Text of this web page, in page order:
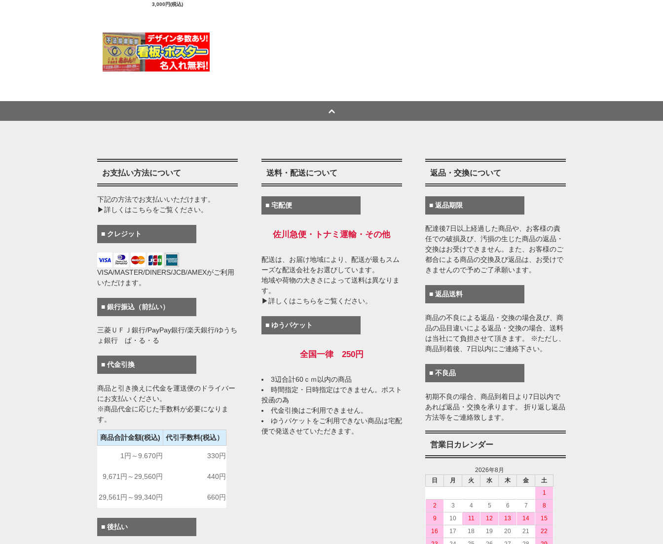
3,000円(税込)
お支払い方法について
下記の方法でお支払いいただけます。
▶詳しくはこちらをご覧ください。
■ クレジット
VISA/MASTER/DINERS/JCB/AMEXがご利用
いただけます。
■ 銀行振込（前払い）
三菱ＵＦＪ銀行/PayPay銀行/楽天銀行/ゆうち
ょ銀行 ぱ・る・る
■ 代金引換
商品と引き換えに代金を運送便のドライバー
にお支払いください。
※商品代金に応じた手数料が必要になりま
す。
商品合計金額(税込) 代引手数料(税込）
1円～9.670円 330円
9,671円～29,560円 440円
29,561円～99,340円 660円
■ 後払い
送料・配送について
■ 宅配便
佐川急便・トナミ運輸・その他
配送は、お届け地域により、配送が最もスム
ーズな配送会社をお選びしています。
地域や荷物の大きさによって送料は異なりま
す。
▶詳しくはこちらをご覧ください。
■ ゆうパケット
全国一律 250円
3辺合計60ｃｍ以内の商品
時間指定・日時指定はできません。ポスト
投函の為
代金引換はご利用できません。
ゆうパケットをご利用できない商品は宅配
便で発送させていただきます。
返品・交換について
■ 返品期限
配達後7日以上経過した商品や、お客様の責
任での破損及び、汚損の生じた商品の返品・
交換はお受けできません。また、お客様のご
都合による商品の交換及び返品は、お受けで
きませんので予めご了承願います。
■ 返品送料
商品の不良による返品・交換の場合及び、商
品の品目違いによる返品・交換の場合、送料
は当社にて負担させて頂きます。 ※ただし、
商品到着後、7日以内にご連絡下さい。
■ 不良品
初期不良の場合、商品到着日より7日以内で
あれば返品・交換を承ります。 折り返し返品
方法等をご連絡致します。
営業日カレンダー
2026年8月
日
月 火 水 木 金
土
1
2
3 4 5 6 7
8
9
10 11 12 13 14
15
16
17 18 19 20 21
22